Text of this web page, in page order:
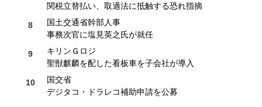
関税立替払い、取適法に抵触する恐れ指摘
国土交通省幹部人事
事務次官に塩見英之氏が就任
キリンＧロジ
聖獣麒麟を配した看板車を子会社が導入
国交省
デジタコ・ドラレコ補助申請を公募